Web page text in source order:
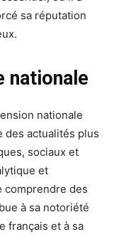
sa réputation
nationale
nationale
des actualités plus
sociaux et
et
comprendre des
à sa notoriété
français et à sa